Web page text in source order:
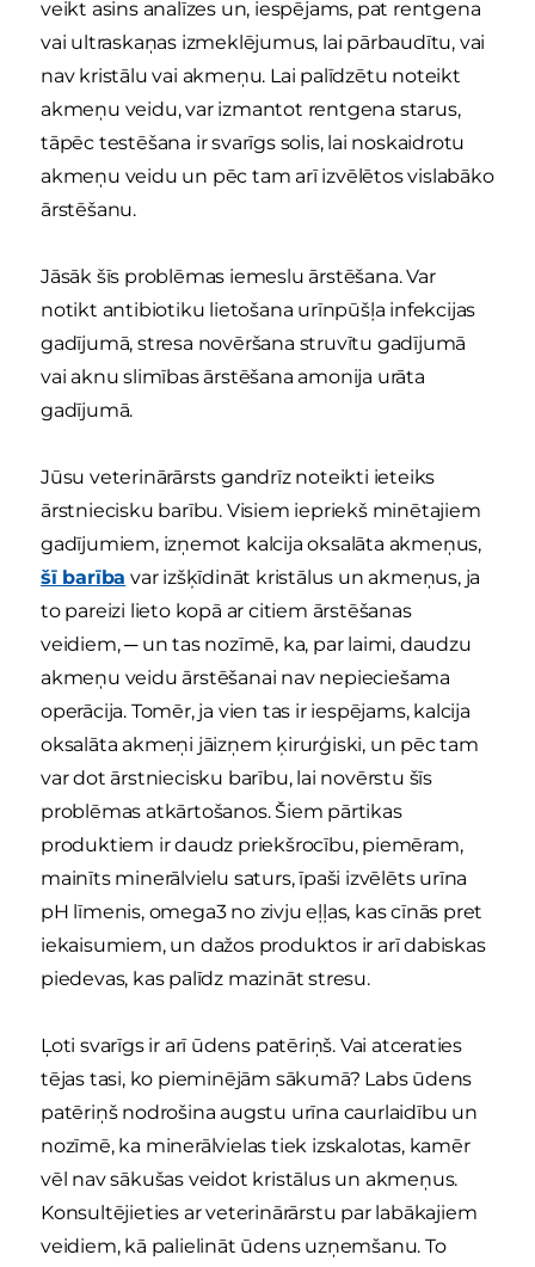
veikt asins analīzes un, iespējams, pat rentgena
vai ultraskaņas izmeklējumus, lai pārbaudītu, vai
nav kristālu vai akmeņu. Lai palīdzētu noteikt
akmeņu veidu, var izmantot rentgena starus,
tāpēc testēšana ir svarīgs solis, lai noskaidrotu
akmeņu veidu un pēc tam arī izvēlētos vislabāko
ārstēšanu.
Jāsāk šīs problēmas iemeslu ārstēšana. Var
notikt antibiotiku lietošana urīnpūšļa infekcijas
gadījumā, stresa novēršana struvītu gadījumā
vai aknu slimības ārstēšana amonija urāta
gadījumā.
Jūsu veterinārārsts gandrīz noteikti ieteiks
ārstniecisku barību. Visiem iepriekš minētajiem
gadījumiem, izņemot kalcija oksalāta akmeņus,
šī barība var izšķīdināt kristālus un akmeņus, ja
to pareizi lieto kopā ar citiem ārstēšanas
veidiem, ─ un tas nozīmē, ka, par laimi, daudzu
akmeņu veidu ārstēšanai nav nepieciešama
operācija. Tomēr, ja vien tas ir iespējams, kalcija
oksalāta akmeņi jāizņem ķirurģiski, un pēc tam
var dot ārstniecisku barību, lai novērstu šīs
problēmas atkārtošanos. Šiem pārtikas
produktiem ir daudz priekšrocību, piemēram,
mainīts minerālvielu saturs, īpaši izvēlēts urīna
pH līmenis, omega3 no zivju eļļas, kas cīnās pret
iekaisumiem, un dažos produktos ir arī dabiskas
piedevas, kas palīdz mazināt stresu.
Ļoti svarīgs ir arī ūdens patēriņš. Vai atceraties
tējas tasi, ko pieminējām sākumā? Labs ūdens
patēriņš nodrošina augstu urīna caurlaidību un
nozīmē, ka minerālvielas tiek izskalotas, kamēr
vēl nav sākušas veidot kristālus un akmeņus.
Konsultējieties ar veterinārārstu par labākajiem
veidiem, kā palielināt ūdens uzņemšanu. To